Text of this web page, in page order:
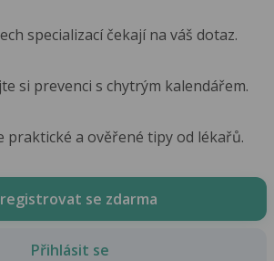
specializací čekají na váš dotaz.
si prevenci s chytrým kalendářem.
praktické a ověřené tipy od lékařů.
se zdarma
Přihlásit se